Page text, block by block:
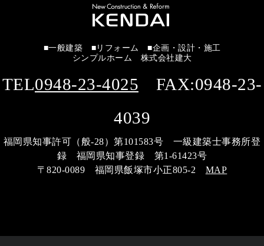
■一般建築 ■リフォーム ■企画・設計・施工
シンプルホーム 株式会社建大
TEL0948-23-4025 FAX:0948-23-
4039
福岡県知事許可（般-28）第101583号 一級建築士事務所登
録 福岡県知事登録 第1-61423号
〒820-0089 福岡県飯塚市小正805-2 MAP